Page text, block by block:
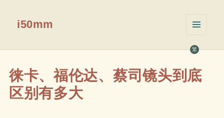
繁
i50mm
挂件
徕卡、福伦达、蔡司镜头到底
区别有多大